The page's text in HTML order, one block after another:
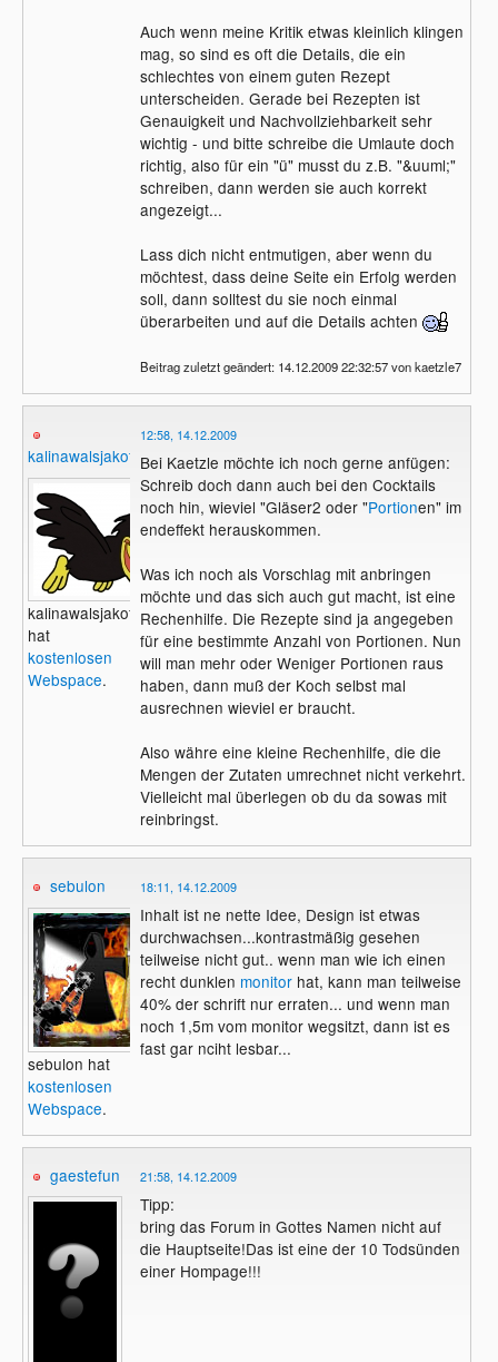
Auch wenn meine Kritik etwas kleinlich klingen
mag, so sind es oft die Details, die ein
schlechtes von einem guten Rezept
unterscheiden. Gerade bei Rezepten ist
Genauigkeit und Nachvollziehbarkeit sehr
wichtig - und bitte schreibe die Umlaute doch
richtig, also für ein "ü" musst du z.B. "&uuml;"
schreiben, dann werden sie auch korrekt
angezeigt...
Lass dich nicht entmutigen, aber wenn du
möchtest, dass deine Seite ein Erfolg werden
soll, dann solltest du sie noch einmal
überarbeiten und auf die Details achten
Beitrag zuletzt geändert: 14.12.2009 22:32:57 von kaetzle7
kalinawalsjakoff
kalinawalsjakoff
hat
kostenlosen
Webspace.
12:58, 14.12.2009
Bei Kaetzle möchte ich noch gerne anfügen:
Schreib doch dann auch bei den Cocktails
noch hin, wieviel "Gläser2 oder "Portionen" im
endeffekt herauskommen.
Was ich noch als Vorschlag mit anbringen
möchte und das sich auch gut macht, ist eine
Rechenhilfe. Die Rezepte sind ja angegeben
für eine bestimmte Anzahl von Portionen. Nun
will man mehr oder Weniger Portionen raus
haben, dann muß der Koch selbst mal
ausrechnen wieviel er braucht.
Also währe eine kleine Rechenhilfe, die die
Mengen der Zutaten umrechnet nicht verkehrt.
Vielleicht mal überlegen ob du da sowas mit
reinbringst.
sebulon
sebulon hat
kostenlosen
Webspace.
18:11, 14.12.2009
Inhalt ist ne nette Idee, Design ist etwas
durchwachsen...kontrastmäßig gesehen
teilweise nicht gut.. wenn man wie ich einen
recht dunklen monitorhat, kann man teilweise
40% der schrift nur erraten... und wenn man
noch 1,5m vom monitor wegsitzt, dann ist es
fast gar nciht lesbar...
gaestefun 21:58, 14.12.2009
Tipp:
bring das Forum in Gottes Namen nicht auf
die Hauptseite!Das ist eine der 10 Todsünden
einer Hompage!!!